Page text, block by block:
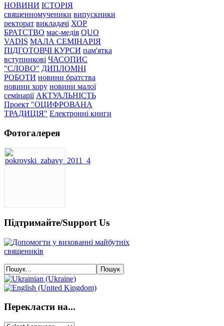
НОВИНИ ІСТОРІЯ
священномученики випускники
ректорат викладачі ХОР
БРАТСТВО мас-медія QUO
VADIS МАЛА СЕМІНАРІЯ
ПІДГОТОВЧІ КУРСИ пам'ятка
вступникові ЧАСОПИС
"СЛОВО" ДИПЛОМНІ
РОБОТИ новини братства
новини хору новини малої
семінарії АКТУАЛЬНІСТЬ
Проект "ОЦИФРОВАНА
ТРАДИЦІЯ" Електронні книги
Фотогалерея
Підтримайте/Support Us
Перекласти на...